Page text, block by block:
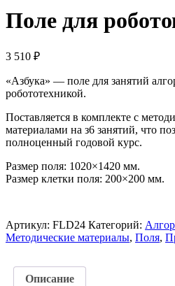
Поле для
3 510 ₽
«Азбука» — поле для занятий
робототехникой.
Поставляется в комплекте с
материалами на з6 занятий, что
полноценный годовой курс.
Размер поля: 1020×1420 мм.
Размер клетки поля: 200×200 мм.
Артикул: FLD24 Категорий:
Методические материалы, Поля,
Описание